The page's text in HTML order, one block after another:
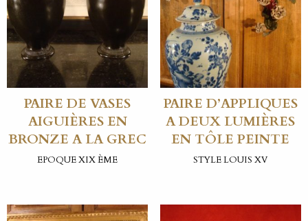
PAIRE DE VASES
AIGUIÈRES EN
BRONZE A LA GREC
EPOQUE XIX ÈME
PAIRE D’APPLIQUES
A DEUX LUMIÈRES
EN TÔLE PEINTE
STYLE LOUIS XV